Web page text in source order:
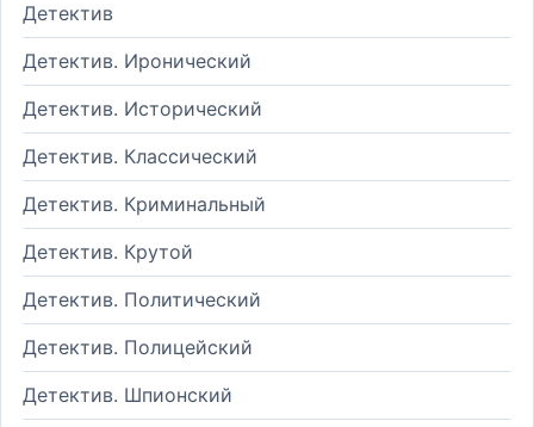
Детектив
Детектив. Иронический
Детектив. Исторический
Детектив. Классический
Детектив. Криминальный
Детектив. Крутой
Детектив. Политический
Детектив. Полицейский
Детектив. Шпионский